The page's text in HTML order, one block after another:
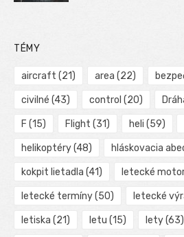
TÉMY
aircraft (21) area (22)
civilné (43) control (20)
F (15) Flight (31) heli (59)
helikoptéry(48) hláskovacia
kokpit lietadla (41) letecké
letecké termíny(50) letecké
letiska (21) letu (15) lety(63)